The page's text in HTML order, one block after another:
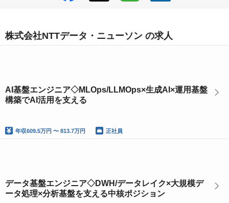
株式会社NTTデータ・ニューソン の求人
AI基盤エンジニア◇MLOps/LLMOps×生成AI×運用基盤
構築でAI活用を支える
年収609.5万円 〜 813.7万円 正社員
データ基盤エンジニア◇DWH/データレイク×大規模デ
ータ処理×分析基盤を支える中核ポジション